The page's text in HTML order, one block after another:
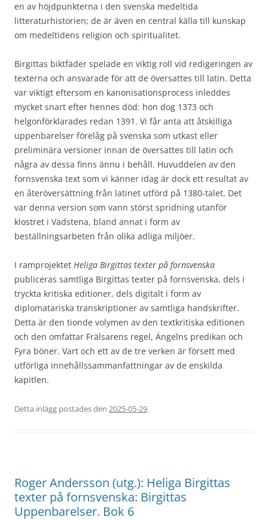
en av höjdpunkterna i den svenska medeltida
litteraturhistorien; de är även en central källa till kunskap
om medeltidens religion och spiritualitet.
Birgittas biktfäder spelade en viktig roll vid redigeringen av
texterna och ansvarade för att de översattes till latin. Detta
var viktigt eftersom en kanonisationsprocess inleddes
mycket snart efter hennes död: hon dog 1373 och
helgonförklarades redan 1391. Vi får anta att åtskilliga
uppenbarelser förelåg på svenska som utkast eller
preliminära versioner innan de översattes till latin och
några av dessa finns ännu i behåll. Huvuddelen av den
fornsvenska text som vi känner idag är dock ett resultat av
en återöversättning från latinet utförd på 1380-talet. Det
var denna version som vann störst spridning utanför
klostret i Vadstena, bland annat i form av
beställningsarbeten från olika adliga miljöer.
I ramprojektet Heliga Birgittas texter på fornsvenska
publiceras samtliga Birgittas texter på fornsvenska, dels i
tryckta kritiska editioner, dels digitalt i form av
diplomatariska transkriptioner av samtliga handskrifter.
Detta är den tionde volymen av den textkritiska editionen
och den omfattar Frälsarens regel, Ängelns predikan och
Fyra böner. Vart och ett av de tre verken är försett med
utförliga innehållssammanfattningar av de enskilda
kapitlen.
Detta inlägg postades den 2025-05-29.
Roger Andersson (utg.): Heliga Birgittas
texter på fornsvenska: Birgittas
Uppenbarelser. Bok 6